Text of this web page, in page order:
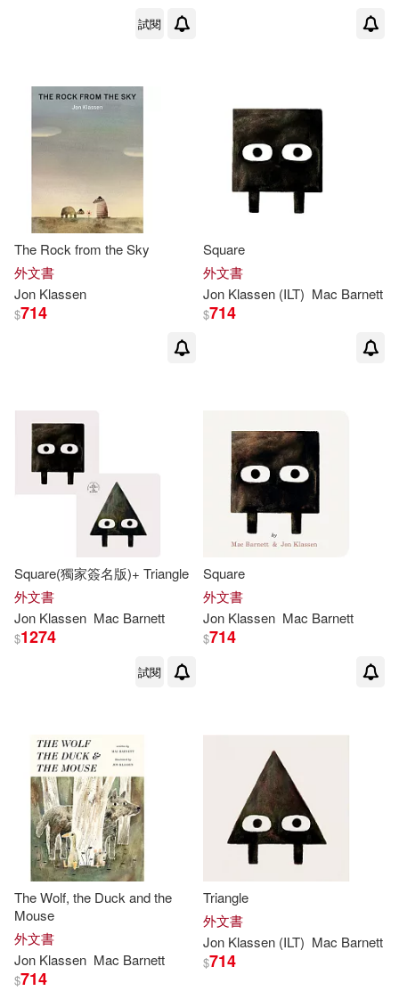
試閱
The Rock from the Sky
外文書
Jon Klassen
$714
Square
外文書
Jon Klassen (ILT) Mac Barnett
$714
Square(獨家簽名版)+ Triangle
外文書
Jon Klassen Mac Barnett
$1274
試閱
Square
外文書
Jon Klassen Mac Barnett
$714
The Wolf, the Duck and the
Mouse
外文書
Jon Klassen Mac Barnett
$714
Triangle
外文書
Jon Klassen (ILT) Mac Barnett
$714